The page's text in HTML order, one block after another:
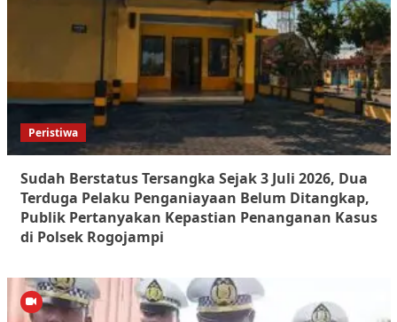
Peristiwa
Sudah Berstatus Tersangka Sejak 3 Juli 2026, Dua
Terduga Pelaku Penganiayaan Belum Ditangkap,
Publik Pertanyakan Kepastian Penanganan Kasus
di Polsek Rogojampi